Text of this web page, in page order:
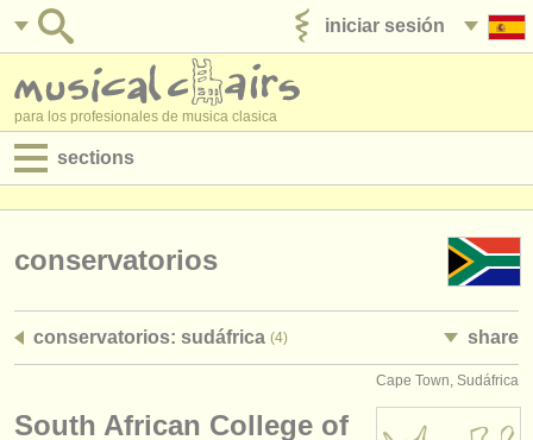
iniciar sesión
para los profesionales de musica clasica
sections
empleos - administración
conservatorios
conservatorios: sudáfrica (4) share
Cape Town, Sudáfrica
South African College of